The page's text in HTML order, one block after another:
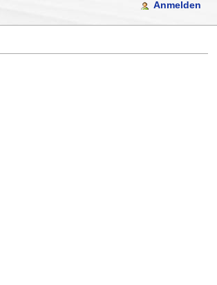
Anmelden